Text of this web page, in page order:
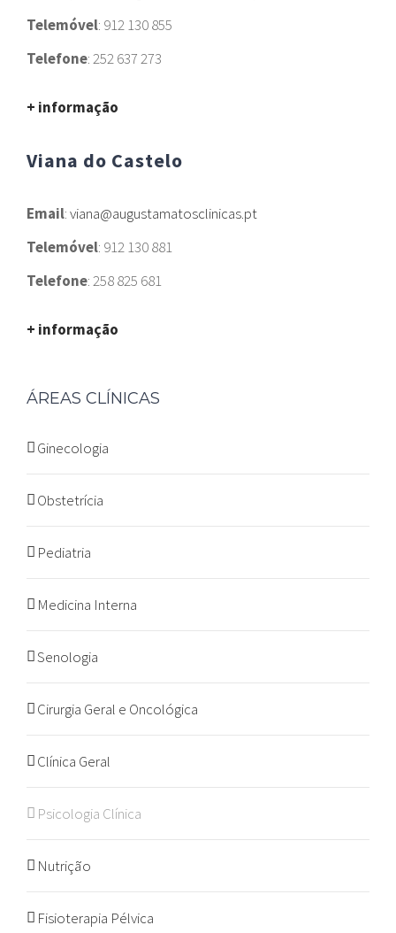
Telemóvel: 912 130 855
Telefone: 252 637 273
+ informação
Viana do Castelo
Email:viana@augustamatosclinicas.pt
Telemóvel: 912 130 881
Telefone: 258 825 681
+ informação
ÁREAS CLÍNICAS
Ginecologia
Obstetrícia
Pediatria
Medicina Interna
Senologia
Cirurgia Geral e Oncológica
Clínica Geral
Psicologia Clínica
Nutrição
Fisioterapia Pélvica